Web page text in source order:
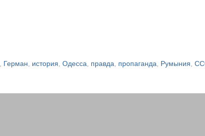
, Герман, история, Одесса, правда, пропаганда, Румыния,